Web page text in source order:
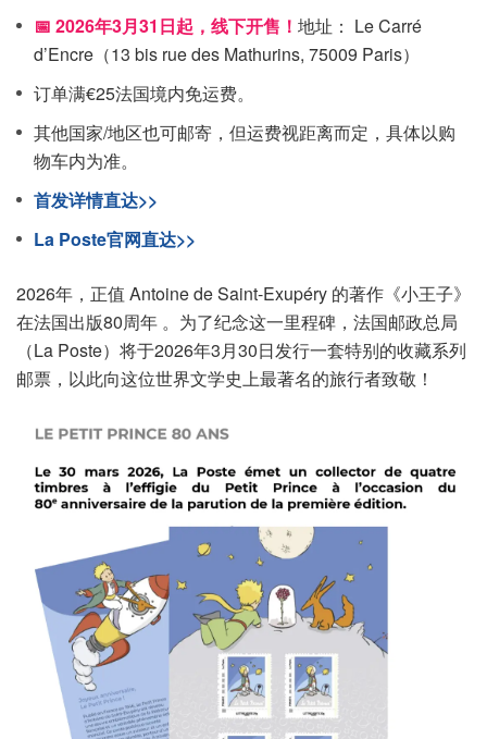
📅 2026年3月31日起，线下开售！ 地址： Le Carré
d’Encre（13 bis rue des Mathurins, 75009 Paris）
订单满€25法国境内免运费。
其他国家/地区也可邮寄，但运费视距离而定，具体以购
物车内为准。
首发详情直达>>
La Poste官网直达>>
2026年，正值 Antoine de Saint-Exupéry 的著作《小王子》
在法国出版80周年 。为了纪念这一里程碑，法国邮政总局
（La Poste）将于2026年3月30日发行一套特别的收藏系列
邮票，以此向这位世界文学史上最著名的旅行者致敬！